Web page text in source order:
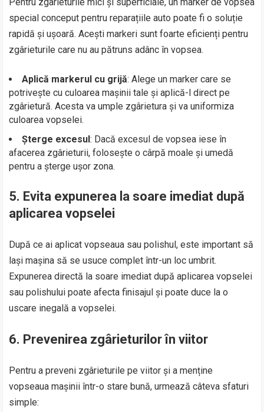
special conceput pentru reparațiile auto poate fi o soluție
rapidă și ușoară. Acești markeri sunt foarte eficienți pentru
zgârieturile care nu au pătruns adânc în vopsea.
Aplică markerul cu grijă: Alege un marker care se
potrivește cu culoarea mașinii tale și aplică-l direct pe
zgârietură. Acesta va umple zgârietura și va uniformiza
culoarea vopselei.
Șterge excesul: Dacă excesul de vopsea iese în
afacerea zgârieturii, folosește o cârpă moale și umedă
pentru a șterge ușor zona.
5. Evita expunerea la soare imediat după
aplicarea vopselei
După ce ai aplicat vopseaua sau polishul, este important să
lași mașina să se usuce complet într-un loc umbrit.
Expunerea directă la soare imediat după aplicarea vopselei
sau polishului poate afecta finisajul și poate duce la o
uscare inegală a vopselei.
6. Prevenirea zgârieturilor în viitor
Pentru a preveni zgârieturile pe viitor și a menține
vopseaua mașinii într-o stare bună, urmează câteva sfaturi
simple: